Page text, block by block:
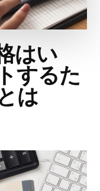
はい
するた
は